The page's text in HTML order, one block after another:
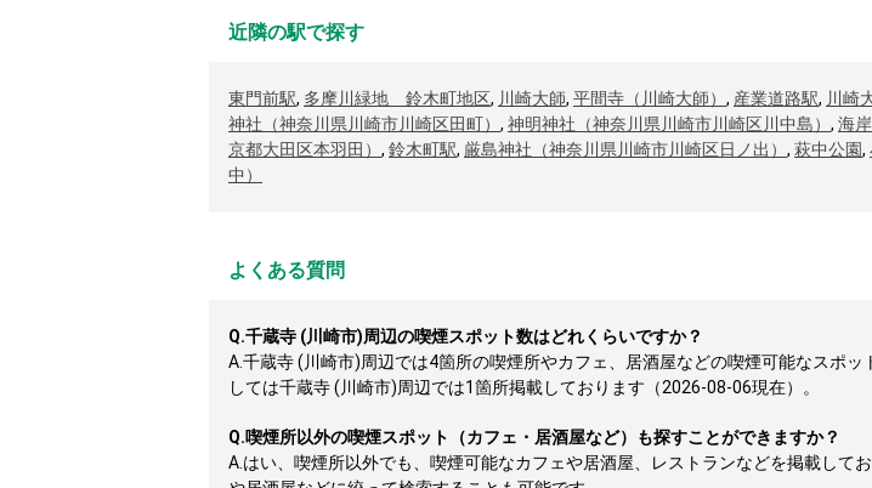
近隣の駅で探す
東門前駅, 多摩川緑地 鈴木町地区, 川崎大師, 平間寺（川崎大師） , 産業道路駅, 川崎
神社（神奈川県川崎市川崎区田町） , 神明神社（神奈川県川崎市川崎区川中島） , 海
京都大田区本羽田） , 鈴木町駅, 厳島神社（神奈川県川崎市川崎区日ノ出） , 萩中公園,
中）
よくある質問
Q.千蔵寺 (川崎市)周辺の喫煙スポット数はどれくらいですか？
A.千蔵寺 (川崎市)周辺では4箇所の喫煙所やカフェ、居酒屋などの喫煙可能なスポ
しては千蔵寺 (川崎市)周辺では1箇所掲載しております（2026-08-06現在）。
Q.喫煙所以外の喫煙スポット（カフェ・居酒屋など）も探すことができますか？
A. はい、喫煙所以外でも、喫煙可能なカフェや居酒屋、レストランなどを掲載して